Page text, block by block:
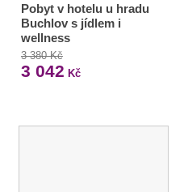
Pobyt v hotelu u hradu
Buchlov s jídlem i
wellness
3 380 Kč
3 042 Kč